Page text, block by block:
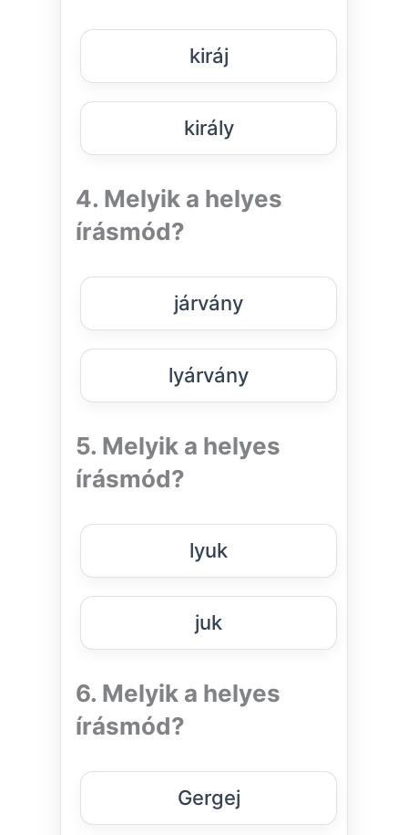
kiráj
király
4. Melyik a helyes
írásmód?
járvány
lyárvány
5. Melyik a helyes
írásmód?
lyuk
juk
6. Melyik a helyes
írásmód?
Gergej